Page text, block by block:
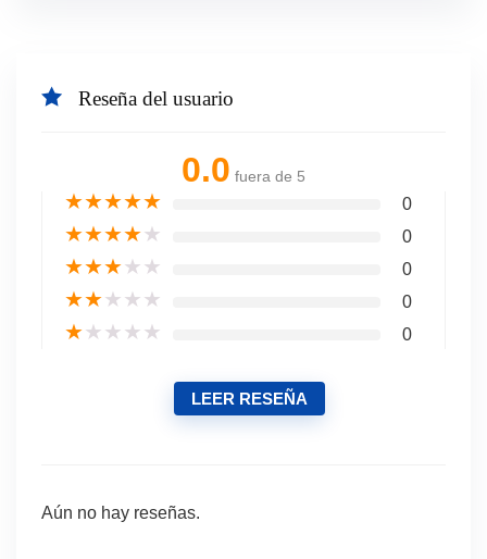
Reseña del usuario
0.0 fuera de 5
★★★★★ 0
★★★★★ 0
★★★★★ 0
★★★★★ 0
★★★★★ 0
LEER RESEÑA
Aún no hay reseñas.